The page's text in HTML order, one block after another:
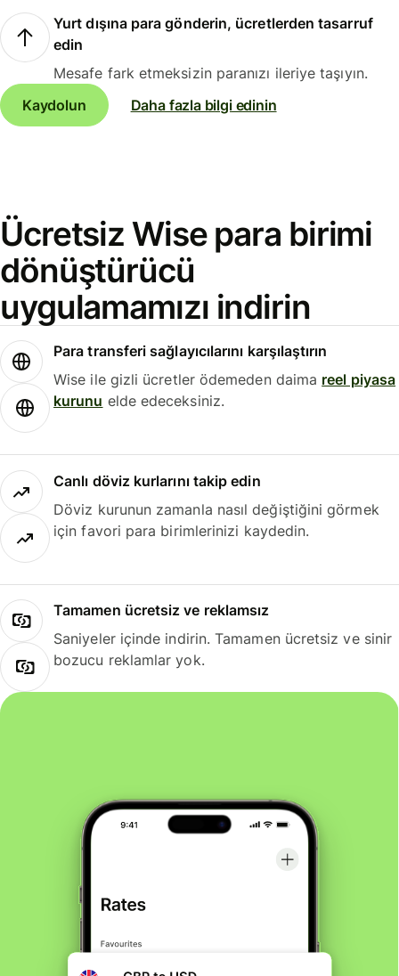
Yurt dışına para gönderin, ücretlerden tasarruf
edin
Mesafe fark etmeksizin paranızı ileriye taşıyın.
Kaydolun
Daha fazla bilgi edinin
Ücretsiz Wise para birimi
dönüştürücü
uygulamamızı indirin
Para transferi sağlayıcılarını karşılaştırın
Wise ile gizli ücretler ödemeden daima reel piyasa
kurunu elde edeceksiniz.
Canlı döviz kurlarını takip edin
Döviz kurunun zamanla nasıl değiştiğini görmek
için favori para birimlerinizi kaydedin.
Tamamen ücretsiz ve reklamsız
Saniyeler içinde indirin. Tamamen ücretsiz ve sinir
bozucu reklamlar yok.